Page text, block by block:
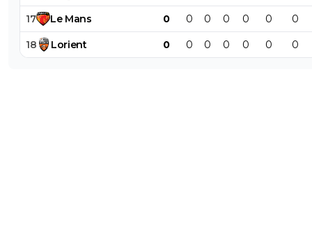
17 Le Mans 0 0 0 0 0 0 0
18 Lorient 0 0 0 0 0 0 0